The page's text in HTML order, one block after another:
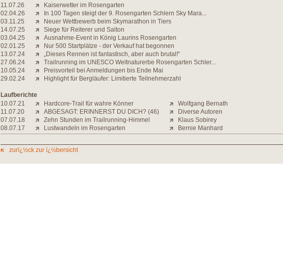
11.07.26
Kaiserwetter im Rosengarten
02.04.26
In 100 Tagen steigt der 9. Rosengarten Schlern Sky Mara...
03.11.25
Neuer Wettbewerb beim Skymarathon in Tiers
14.07.25
Siege für Reiterer und Salton
03.04.25
Ausnahme-Event in König Laurins Rosengarten
02.01.25
Nur 500 Startplätze - der Verkauf hat begonnen
13.07.24
„Dieses Rennen ist fantastisch, aber auch brutal!“
27.06.24
Trailrunning im UNESCO Weltnaturerbe Rosengarten Schler...
10.05.24
Preisvorteil bei Anmeldungen bis Ende Mai
29.02.24
Highlight für Bergläufer: Limitierte Teilnehmerzahl
Laufberichte
10.07.21
Hardcore-Trail für wahre Könner
Wolfgang Bernath
11.07.20
ABGESAGT: ERINNERST DU DICH? (46)
Diverse Autoren
07.07.18
Zehn Stunden im Trailrunning-Himmel
Klaus Sobirey
08.07.17
Lustwandeln im Rosengarten Bernie Manhard
zurï¿½ck zur ï¿½bersicht